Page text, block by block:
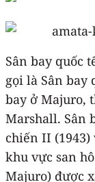
Sân bay quốc
gọi là Sân bay
bay ở Majuro,
Marshall. Sân
chiến II (1943)
khu vực san
Majuro) được